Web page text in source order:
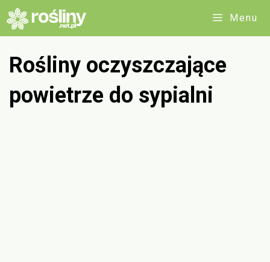
Przejdź
do
Menu
Rośliny oczyszczające
powietrze do sypialni